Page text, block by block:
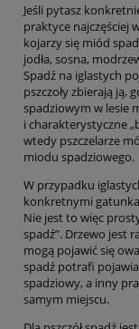
Jeśli pytasz
praktyce najczęściej
kojarzy się miód
jodła, sosna,
Spadź na iglastych
pszczoły zbierają ją,
spadziowym w lesie
i charakterystyczne
wtedy pszczelarze
miodu spadziowego.
W przypadku
konkretnymi
Nie jest to więc
spadź”. Drzewo jest
mogą pojawić się
spadź potrafi
spadziowy, a inny
samym miejscu.